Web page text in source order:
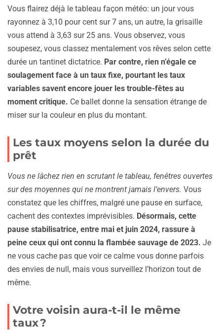
Vous flairez déjà le tableau façon météo: un jour vous
rayonnez à 3,10 pour cent sur 7 ans, un autre, la grisaille
vous attend à 3,63 sur 25 ans. Vous observez, vous
soupesez, vous classez mentalement vos rêves selon cette
durée un tantinet dictatrice. Par contre, rien n’égale ce
soulagement face à un taux fixe, pourtant les taux
variables savent encore jouer les trouble-fêtes au
moment critique. Ce ballet donne la sensation étrange de
miser sur la couleur en plus du montant.
Les taux moyens selon la durée du
prêt
Vous ne lâchez rien en scrutant le tableau, fenêtres ouvertes
sur des moyennes qui ne montrent jamais l’envers. Vous
constatez que les chiffres, malgré une pause en surface,
cachent des contextes imprévisibles. Désormais, cette
pause stabilisatrice, entre mai et juin 2024, rassure à
peine ceux qui ont connu la flambée sauvage de 2023. Je
ne vous cache pas que voir ce calme vous donne parfois
des envies de null, mais vous surveillez l’horizon tout de
même.
Votre voisin aura-t-il le même
taux ?